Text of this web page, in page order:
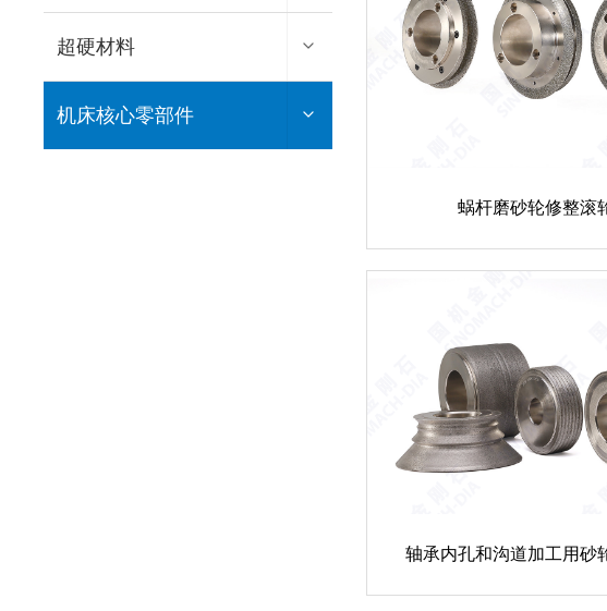
太阳能光伏行业用砂轮
磨具类产品
材料类产品
超硬材料
材料类产品
机床核心零部件
蜗杆磨砂轮修整滚
轴承内孔和沟道加工用砂